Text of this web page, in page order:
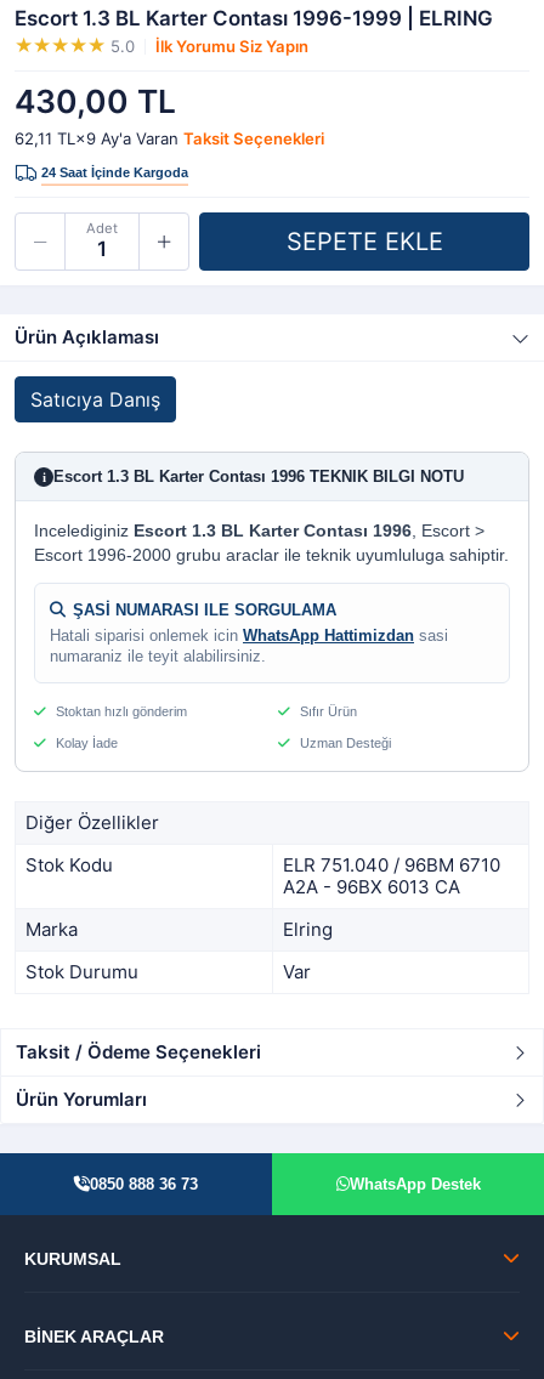
Escort 1.3 BL Karter Contası 1996-1999 | ELRING
5.0 İlk Yorumu Siz Yapın
430,00 TL
62,11 TL×9 Ay'a Varan Taksit Seçenekleri
Adet
Ürün Açıklaması
Satıcıya Danış
i Escort 1.3 BL Karter Contası 1996 TEKNIK BILGI NOTU
Incelediginiz Escort 1.3 BL Karter Contası 1996, Escort >
Escort 1996-2000 grubu araclar ile teknik uyumluluga sahiptir.
ŞASİ NUMARASI ILE SORGULAMA
Hatali siparisi onlemek icin WhatsApp Hattimizdan sasi
numaraniz ile teyit alabilirsiniz.
Stoktan hızlı gönderim Sıfır Ürün
Kolay İade Uzman Desteği
Diğer Özellikler
Stok Kodu
ELR 751.040 / 96BM 6710
A2A - 96BX 6013 CA
Marka
Elring
Stok Durumu
Var
Taksit / Ödeme Seçenekleri
Ürün Yorumları
0850 888 36 73 WhatsApp Destek
KURUMSAL
BİNEK ARAÇLAR